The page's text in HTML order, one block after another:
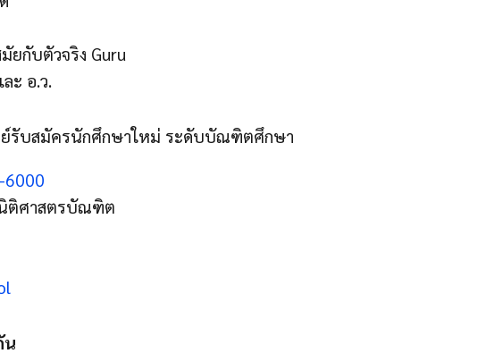
กับตัวจริง Guru
ะ อ.ว.
ย์รับสมัครนักศึกษาใหม่ ระดับบัณฑิตศึกษา
6000
ติศาสตรบัณฑิต
น